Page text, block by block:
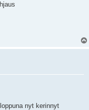
nyt kerinnyt